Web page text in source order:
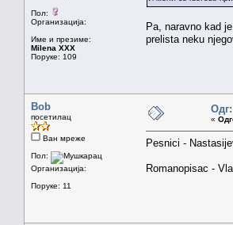
Пол:
Организација:
Име и презиме:
Milena XXX
Поруке: 109
Pa, naravno kad
prelista neku
Bob
посетилац
Ван мреже
Пол:
Организација:
Поруке: 11
«
Pesnici -
Romanopisac -